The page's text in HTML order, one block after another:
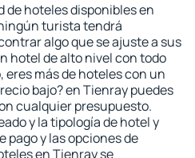
de hoteles disponibles en
turista tendrá
algo que se ajuste a sus
hotel de alto nivel con todo
más de hoteles con un
bajo? en Tienray puedes
cualquier presupuesto.
y la tipología de hotel y
pago y las opciones de
en Tienray se